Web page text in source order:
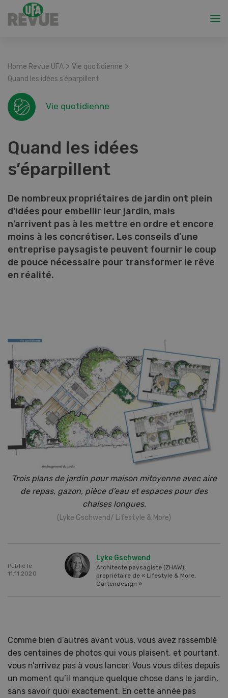
Home Revue UFA > Vie quotidienne >
Quand les idées s’éparpillent
Vie quotidienne
Quand les idées
s’éparpillent
De nombreux propriétaires de jardin ont plein
d’idées pour embellir leur jardin, mais
n’arrivent pas à les mettre en ordre et encore
moins à les concrétiser. Les conseils d’une
entreprise paysagiste peuvent fournir le coup
de pouce nécessaire pour transformer le rêve
en réalité.
Trois plans de jardin pour maison mitoyenne avec aire
de repas, gazon, pièce d’eau et espaces pour des
chaises longues.
(Lyke Gschwend/ Lifestyle & More)
Publié le
11.11.2020
Lyke Gschwend
Architecte paysagiste (ZHAW);
propriétaire de « Lifestyle & More,
Gartendesign »
Comme bien d’autres avant vous, vous avez rassemblé
des centaines de photos qui vous plaisent, et pourtant,
vous n’arrivez pas à vous lancer. Vous vous dites depuis
un moment qu’il manque quelque chose dans le jardin,
sans savoir quoi exactement. En cette année pas